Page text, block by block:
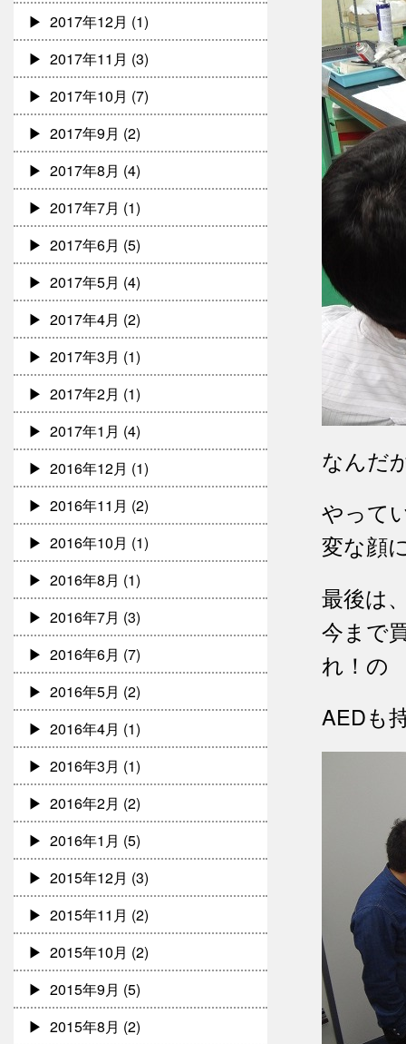
なんだ
やって
変な顔
最後は
今まで
れ！の
AEDも
2017年12月 (1)
2017年11月 (3)
2017年10月 (7)
2017年9月 (2)
2017年8月 (4)
2017年7月 (1)
2017年6月 (5)
2017年5月 (4)
2017年4月 (2)
2017年3月 (1)
2017年2月 (1)
2017年1月 (4)
2016年12月 (1)
2016年11月 (2)
2016年10月 (1)
2016年8月 (1)
2016年7月 (3)
2016年6月 (7)
2016年5月 (2)
2016年4月 (1)
2016年3月 (1)
2016年2月 (2)
2016年1月 (5)
2015年12月 (3)
2015年11月 (2)
2015年10月 (2)
2015年9月 (5)
2015年8月 (2)